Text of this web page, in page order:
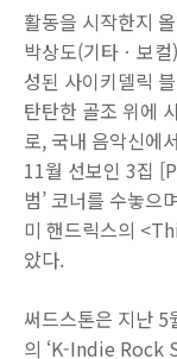
활동을 시작한지
박상도(기타ㆍ보
성된 사이키델릭
탄탄한 골조 위에
로, 국내 음악신에
11월 선보인 3집
범’ 코너를 수놓으
미 핸드릭스의
았다.
써드스톤은 지난
의 ‘K-Indie Rock